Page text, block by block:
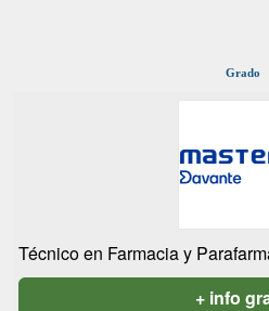
Grado
Técnico en Farmacia y
+ info